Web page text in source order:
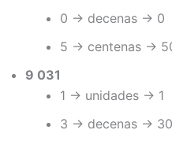
0 → decenas → 0
5 → centenas →
9 031
1 → unidades → 1
3 → decenas → 30